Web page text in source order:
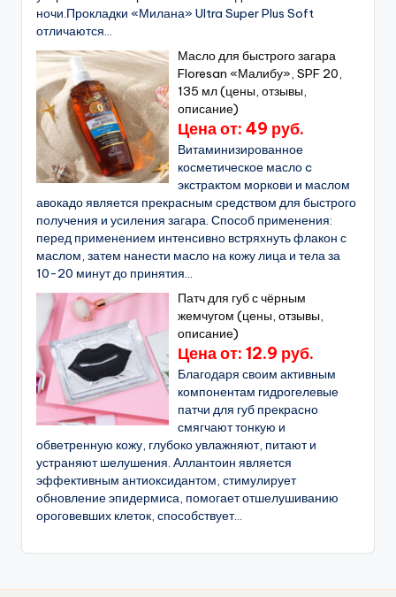
ночи.Прокладки «Милана» Ultra Super Plus Soft
отличаются...
Масло для быстрого загара
Floresan «Малибу», SPF 20,
135 мл (цены, отзывы,
описание)
Цена от: 49 руб.
Витаминизированное
косметическое масло c
экстрактом моркови и маслом
авокадо является прекрасным средством для быстрого
получения и усиления загара. Способ применения:
перед применением интенсивно встряхнуть флакон с
маслом, затем нанести масло на кожу лица и тела за
10-20 минут до принятия...
Патч для губ с чёрным
жемчугом (цены, отзывы,
описание)
Цена от: 12.9 руб.
Благодаря своим активным
компонентам гидрогелевые
патчи для губ прекрасно
смягчают тонкую и
обветренную кожу, глубоко увлажняют, питают и
устраняют шелушения. Аллантоин является
эффективным антиоксидантом, стимулирует
обновление эпидермиса, помогает отшелушиванию
ороговевших клеток, способствует...